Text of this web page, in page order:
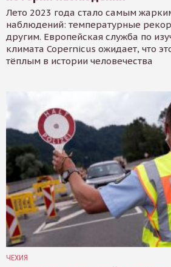
Лето 2023 года стало самым
наблюдений: температурные
другим. Европейская служба по
климата Copernicus ожидает, что
тёплым в истории человечества
ЧЕХИЯ